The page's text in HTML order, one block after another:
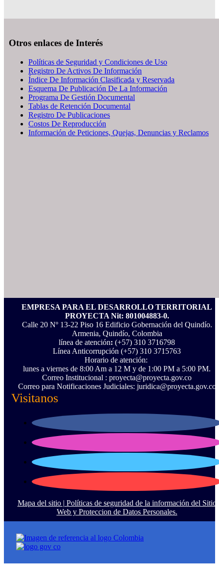
Otros enlaces de Interés
Políticas de Seguridad y Condiciones de Uso
Registro De Activos De Información
Índice De Información Clasificada y Reservada
Esquema De Publicación De La Información
Programa De Gestión Documental
Tablas de Retención Documental
Registro De Publicaciones
Costos De Reproducción
Información de Peticiones, Quejas, Denuncias y Reclamos
EMPRESA PARA EL DESARROLLO TERRITORIAL
PROYECTA Nit: 801004883-0.
Calle 20 Nº 13-22 Piso 16 Edificio Gobernación del Quindío.
Armenia, Quindío, Colombia
línea de atención: (+57) 310 3716798
Línea Anticorrupción ‪(+57) 310 3715763‬
Horario de atención:
lunes a viernes de 8:00 Am a 12 M y de 1:00 PM a 5:00 PM.
Correo Institucional : proyecta@proyecta.gov.co
Correo para Notificaciones Judiciales: juridica@proyecta.gov.co
Visitanos
Mapa del sitio | Políticas de seguridad de la información del Sitio
Web y Proteccion de Datos Personales.